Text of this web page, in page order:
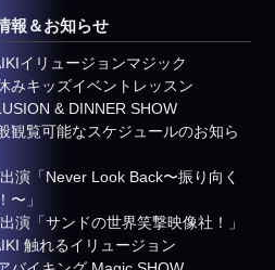
報＆お知らせ
イリュージョンマジック
みキッズイベントレッスン
& DINNER SHOW
観覧可能なスケジュールのお知ら
演「Never Look Back〜振り向く
〜」
演「サンドの世界笑撃映像社！」
触れるイリュージョン